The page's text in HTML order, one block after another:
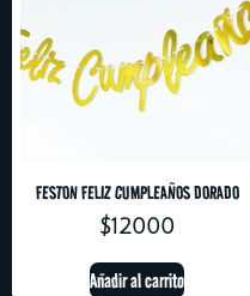
FESTON FELIZ CUMPLEAÑOS DORADO
$12000
Añadir al carrito